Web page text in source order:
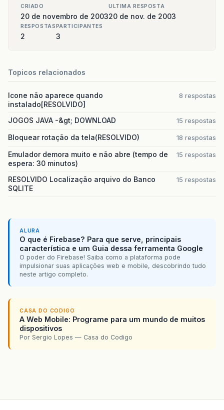
CRIADO
20 de novembro de 2003
ULTIMA RESPOSTA
20 de nov. de 2003
RESPOSTAS
2
PARTICIPANTES
3
Topicos relacionados
Icone não aparece quando
instalado[RESOLVIDO]
8 respostas
JOGOS JAVA -&gt; DOWNLOAD 15 respostas
Bloquear rotação da tela(RESOLVIDO) 18 respostas
Emulador demora muito e não abre (tempo de
espera: 30 minutos)
15 respostas
RESOLVIDO Localização arquivo do Banco
SQLITE
15 respostas
ALURA
O que é Firebase? Para que serve, principais
característica e um Guia dessa ferramenta Google
O poder do Firebase! Saiba como a plataforma pode
impulsionar suas aplicações web e mobile, descobrindo tudo
neste artigo completo.
CASA DO CODIGO
A Web Mobile: Programe para um mundo de muitos
dispositivos
Por Sergio Lopes — Casa do Codigo